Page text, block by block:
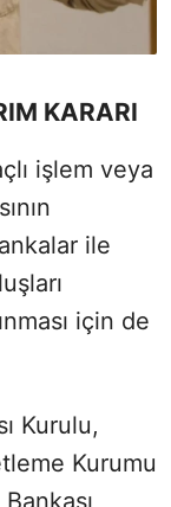
KARARI
işlem veya
ile
için de
Kurulu,
Kurumu